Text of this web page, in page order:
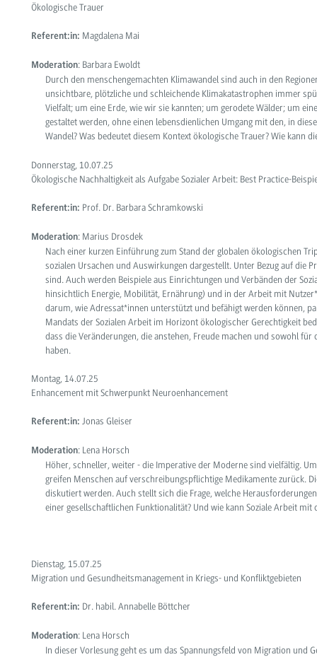
Ökologische Trauer
Referent:in: Magdalena Mai
Moderation: Barbara Ewoldt
Durch den menschengemachten Klimawandel sind auch in den
unsichtbare, plötzliche und schleichende Klimakatastrophen immer
Vielfalt; um eine Erde, wie wir sie kannten; um gerodete Wälder; um
gestaltet werden, ohne einen lebensdienlichen Umgang mit den, in
Wandel? Was bedeutet diesem Kontext ökologische Trauer? Wie
Donnerstag, 10.07.25
Ökologische Nachhaltigkeit als Aufgabe Sozialer Arbeit: Best Practice-
Referent:in: Prof. Dr. Barbara Schramkowski
Moderation: Marius Drosdek
Nach einer kurzen Einführung zum Stand der globalen ökologischen
sozialen Ursachen und Auswirkungen dargestellt. Unter Bezug auf die
sind. Auch werden Beispiele aus Einrichtungen und Verbänden der
hinsichtlich Energie, Mobilität, Ernährung) und in der Arbeit mit
darum, wie Adressat*innen unterstützt und befähigt werden können,
Mandats der Sozialen Arbeit im Horizont ökologischer Gerechtigkeit
dass die Veränderungen, die anstehen, Freude machen und sowohl
haben.
Montag, 14.07.25
Enhancement mit Schwerpunkt Neuroenhancement
Referent:in: Jonas Gleiser
Moderation: Lena Horsch
Höher, schneller, weiter - die Imperative der Moderne sind vielfältig.
greifen Menschen auf verschreibungspflichtige Medikamente zurück.
diskutiert werden. Auch stellt sich die Frage, welche
einer gesellschaftlichen Funktionalität? Und wie kann Soziale Arbeit
Dienstag, 15.07.25
Migration und Gesundheitsmanagement in Kriegs- und Konfliktgebieten
Referent:in: Dr. habil. Annabelle Böttcher
Moderation: Lena Horsch
In dieser Vorlesung geht es um dasSpannungsfeld von Migration und